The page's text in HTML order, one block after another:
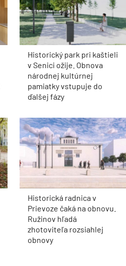
Historický park pri kaštieli
v Senici ožije. Obnova
národnej kultúrnej
pamiatky vstupuje do
ďalšej fázy
Historická radnica v
Prievoze čaká na obnovu.
Ružinov hľadá
zhotoviteľa rozsiahlej
obnovy